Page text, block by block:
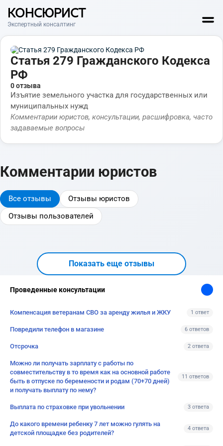
КОНСЮРИСТ
Экспертный консалтинг
Статья 279 Гражданского Кодекса
РФ
0 отзыва
Изъятие земельного участка для государственных или
муниципальных нужд
Комментарии юристов, консультации, расшифровка, часто
задаваемые вопросы
Комментарии юристов
Все отзывы
Отзывы юристов
Отзывы пользователей
Показать еще отзывы
Проведенные консультации
Компенсация ветеранам СВО за аренду жилья и ЖКУ 1 ответ
Повредили телефон в магазине 6 ответов
Отсрочка 2 ответа
Можно ли получать зарплату с работы по
совместительству в то время как на основной работе
быть в отпуске по беремености и родам (70+70 дней)
и получать выплату по нему?
11 ответов
Выплата по страховке при увольнении 3 ответа
До какого времени ребенку 7 лет можно гулять на
детской площадке без родителей?
4 ответа